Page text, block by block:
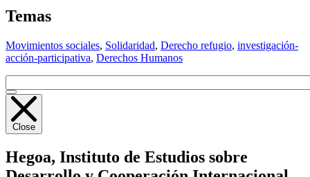
Temas
Movimientos sociales, Solidaridad, Derecho refugio, investigación-
acción-participativa, Derechos Humanos
Close
Hegoa, Instituto de Estudios sobre